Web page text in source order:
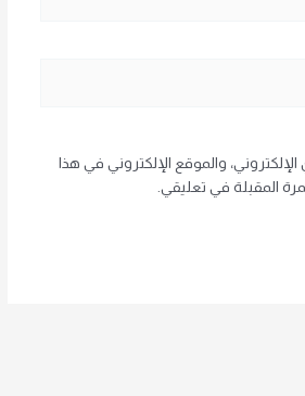
والموقع الإلكتروني في هذا
المقبلة في تعليقي.